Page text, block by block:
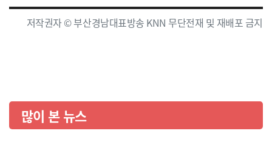
저작권자 © 부산경남대표방송 KNN 무단전재 및 재배포 금지
많이 본 뉴스